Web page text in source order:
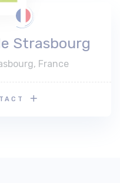
Strasbourg
France